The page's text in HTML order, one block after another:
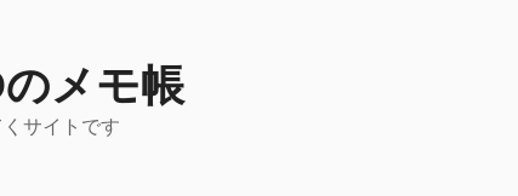
メモ帳
サイトです